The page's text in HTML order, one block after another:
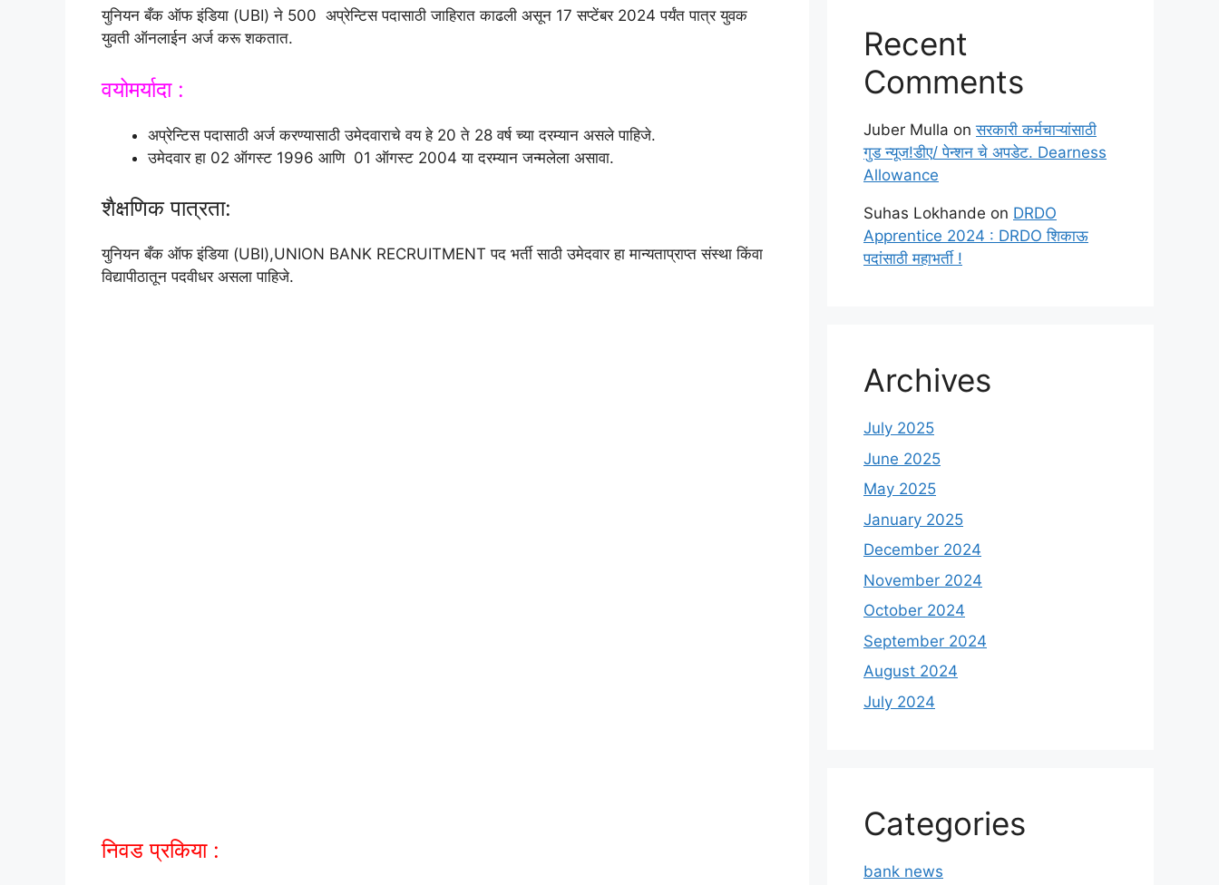
युनियन बँक ऑफ इंडिया (UBI) ने 500 अप्रेन्टिस पदासाठी जाहिरात काढली असून 17 सप्टेंबर 2024 पर्यंत पात्र युवक
युवती ऑनलाईन अर्ज करू शकतात.
वयोमर्यादा :
अप्रेन्टिस पदासाठी अर्ज करण्यासाठी उमेदवाराचे वय हे 20 ते 28 वर्ष च्या दरम्यान असले पाहिजे.
उमेदवार हा 02 ऑगस्ट 1996 आणि 01 ऑगस्ट 2004 या दरम्यान जन्मलेला असावा.
शैक्षणिक पात्रता:
युनियन बँक ऑफ इंडिया (UBI),UNION BANK RECRUITMENT पद भर्ती साठी उमेदवार हा मान्यताप्राप्त संस्था किंवा
विद्यापीठातून पदवीधर असला पाहिजे.
निवड प्रकिया :
Recent
Comments
Juber Mulla onसरकारी कर्मचाऱ्यांसाठी
गुड न्यूज!डीए/ पेन्शन चे अपडेट. Dearness
Allowance
Suhas Lokhande on DRDO
Apprentice 2024 : DRDO शिकाऊ
पदांसाठी महाभर्ती !
Archives
July 2025
June 2025
May 2025
January 2025
December 2024
November 2024
October 2024
September 2024
August 2024
July 2024
Categories
bank news